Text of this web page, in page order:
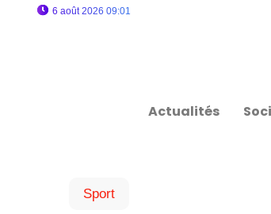
6 août 2026 09:01
Actualités
Sport